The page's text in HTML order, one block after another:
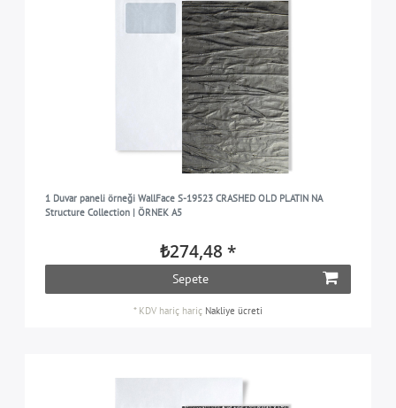
1 Duvar paneli örneği WallFace S-19523 CRASHED OLD PLATIN NA
Structure Collection | ÖRNEK A5
₺274,48 *
Sepete
* KDV hariç hariç Nakliye ücreti